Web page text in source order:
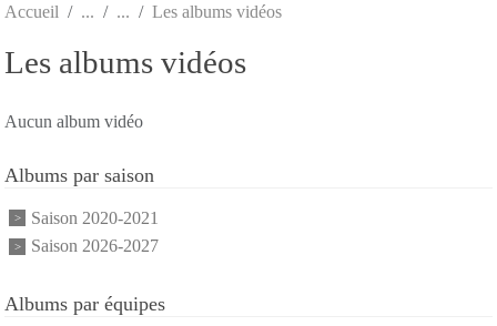
Accueil Les albums vidéos
Les albums vidéos
Aucun album vidéo
Albums par saison
Saison 2020-2021
Saison 2026-2027
Albums par équipes